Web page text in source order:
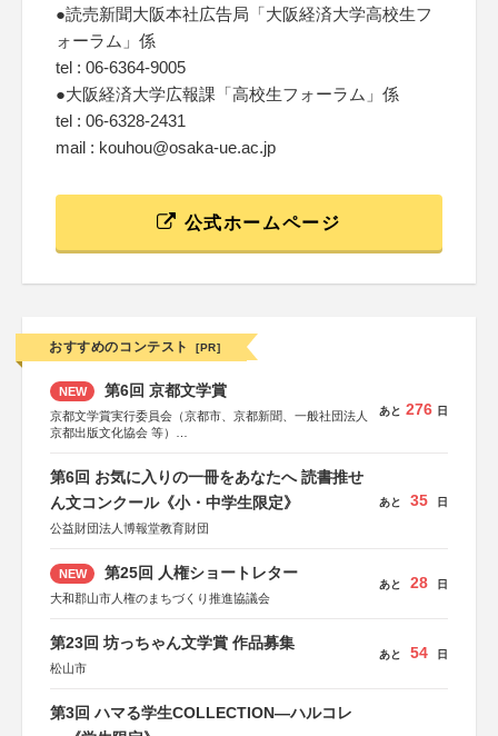
●読売新聞大阪本社広告局「大阪経済大学高校生フ
ォーラム」係
tel : 06-6364-9005
●大阪経済大学広報課「高校生フォーラム」係
tel : 06-6328-2431
mail : kouhou@osaka-ue.ac.jp
公式ホームページ
おすすめのコンテスト [PR]
NEW 第6回 京都文学賞
京都文学賞実行委員会（京都市、京都新聞、一般社団法人
京都出版文化協会 等）
集英社、小学館、祥伝社、新潮社、淡交社、ちいさいミシ
マ社、徳間書店、早川書房、PHP研究所、双葉社、文藝春
あと 276 日
第6回 お気に入りの一冊をあなたへ 読書推せ
ん文コンクール《小・中学生限定》
公益財団法人博報堂教育財団
あと 35 日
NEW 第25回 人権ショートレター
大和郡山市人権のまちづくり推進協議会
あと 28 日
第23回 坊っちゃん文学賞 作品募集
松山市
あと 54 日
第3回 ハマる学生COLLECTION―ハルコレ